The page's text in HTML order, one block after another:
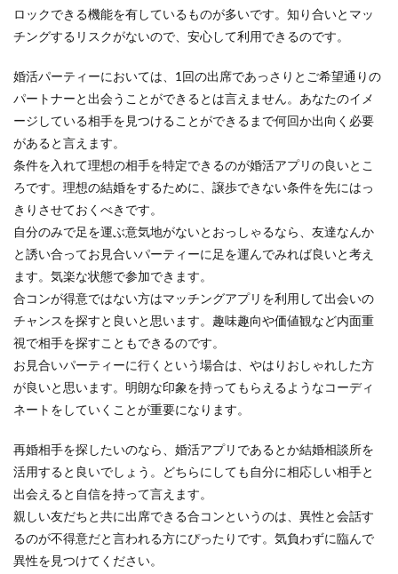
ロックできる機能を有しているものが多いです。知り合いとマッ
チングするリスクがないので、安心して利用できるのです。
婚活パーティーにおいては、1回の出席であっさりとご希望通りの
パートナーと出会うことができるとは言えません。あなたのイメ
ージしている相手を見つけることができるまで何回か出向く必要
があると言えます。
条件を入れて理想の相手を特定できるのが婚活アプリの良いとこ
ろです。理想の結婚をするために、譲歩できない条件を先にはっ
きりさせておくべきです。
自分のみで足を運ぶ意気地がないとおっしゃるなら、友達なんか
と誘い合ってお見合いパーティーに足を運んでみれば良いと考え
ます。気楽な状態で参加できます。
合コンが得意ではない方はマッチングアプリを利用して出会いの
チャンスを探すと良いと思います。趣味趣向や価値観など内面重
視で相手を探すこともできるのです。
お見合いパーティーに行くという場合は、やはりおしゃれした方
が良いと思います。明朗な印象を持ってもらえるようなコーディ
ネートをしていくことが重要になります。
再婚相手を探したいのなら、婚活アプリであるとか結婚相談所を
活用すると良いでしょう。どちらにしても自分に相応しい相手と
出会えると自信を持って言えます。
親しい友だちと共に出席できる合コンというのは、異性と会話す
るのが不得意だと言われる方にぴったりです。気負わずに臨んで
異性を見つけてください。